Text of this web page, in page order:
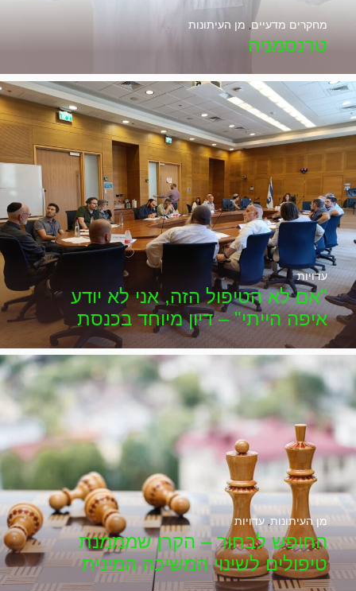
טרנסמניה
מחקרים מדעיים, מן העיתונות
"אם לא הטיפול הזה, אני לא יודע
איפה הייתי" – דיון מיוחד בכנסת
עדויות
החופש לבחור – הקרן שמממנת
טיפולים לשינוי המשיכה המינית
מן העיתונות, עדויות